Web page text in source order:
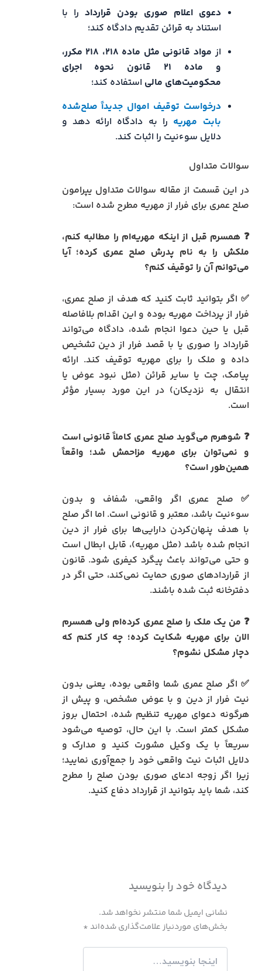
دعوی اعلام صوری بودن قرارداد را با
استناد به قرائن تقدیم دادگاه کند؛
از
مواد قانونی مثل ماده ۲۱۸، ۲۱۸ مکرر،
و ماده ۲۱ قانون نحوه اجرای
محکومیت‌های مالی استفاده کند؛
درخواست توقیف اموال جدیداً صلح‌شده
بابت مهریه را به دادگاه ارائه دهد و
دلایل سوءنیت را اثبات کند.
سوالات متداول
در این قسمت از مقاله سوالات متداول یپرامون
صلح عمری برای فرار از مهریه مطرح شده است:
❓ همسرم قبل از اینکه مهریه‌ام را مطالبه کنم،
ملکش را به نام پدرش صلح عمری کرده؛ آیا
می‌توانم آن را توقیف کنم؟
✅ اگر بتوانید ثابت کنید که هدف از صلح عمری،
فرار از پرداخت مهریه بوده و این اقدام بلافاصله
قبل یا حین دعوا انجام شده، دادگاه می‌تواند
قرارداد را صوری یا با قصد فرار از دین تشخیص
داده و ملک را برای مهریه توقیف کند. ارائه
پیامک، چت یا سایر قرائن (مثل نبود عوض یا
انتقال به نزدیکان) در این مورد بسیار مؤثر
است.
❓ شوهرم می‌گوید صلح عمری کاملاً قانونی است
و نمی‌توان برای مهریه مزاحمش شد؛ واقعاً
همین‌طور است؟
✅ صلح عمری اگر واقعی، شفاف و بدون
سوءنیت باشد، معتبر و قانونی است. اما اگر صلح
با هدف پنهان‌کردن دارایی‌ها برای فرار از دین
انجام شده باشد (مثل مهریه)، قابل ابطال است
و حتی می‌تواند باعث پیگرد کیفری شود. قانون
از قراردادهای صوری حمایت نمی‌کند، حتی اگر در
دفترخانه ثبت شده باشند.
❓ من یک ملک را صلح عمری کرده‌ام ولی همسرم
الان برای مهریه شکایت کرده؛ چه کار کنم که
دچار مشکل نشوم؟
✅ اگر صلح عمری شما واقعی بوده، یعنی بدون
نیت فرار از دین و با عوض مشخص، و پیش از
هرگونه دعوای مهریه تنظیم شده، احتمال بروز
مشکل کمتر است. با این حال، توصیه می‌شود
سریعاً با یک وکیل مشورت کنید و مدارک و
دلایل اثبات نیت واقعی خود را جمع‌آوری نمایید؛
زیرا اگر زوجه ادعای صوری بودن صلح را مطرح
کند، شما باید بتوانید از قرارداد دفاع کنید.
دیدگاه‌ خود را بنویسید
نشانی ایمیل شما منتشر نخواهد شد.
بخش‌های موردنیاز علامت‌گذاری شده‌اند *
اینجا
بنویسید…